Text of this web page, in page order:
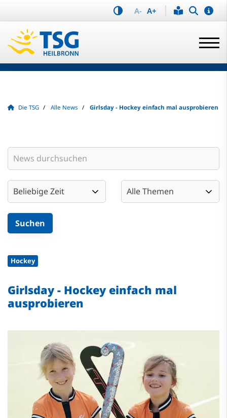
A- A+
Die TSG Alle News Girlsday - Hockey einfach mal ausprobieren
Hockey
Girlsday - Hockey einfach mal
ausprobieren